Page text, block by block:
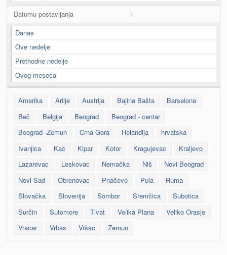
Datumu postavljanja
Danas
Ove nedelje
Prethodne nedelje
Ovog meseca
Amerika Arilje Austrija Bajina Bašta
Barselona
Beč
Belgija Beograd
Beograd - centar
Beograd -Zemun
Crna Gora Holandija
hrvatska
Ivanjica
Kać Kipar Kotor Kragujevac
Kraljevo
Lazarevac
Leskovac Nemačka Niš
Novi Beograd
Novi Sad
Obrenovac Pnačevo Pula
Ruma
Slovačka
Slovenija Sombor Sremčica
Subotica
Surčin
Sutomore Tivat Velika Plana
Veliko Orasje
Vracar
Vrbas Vršac Zemun